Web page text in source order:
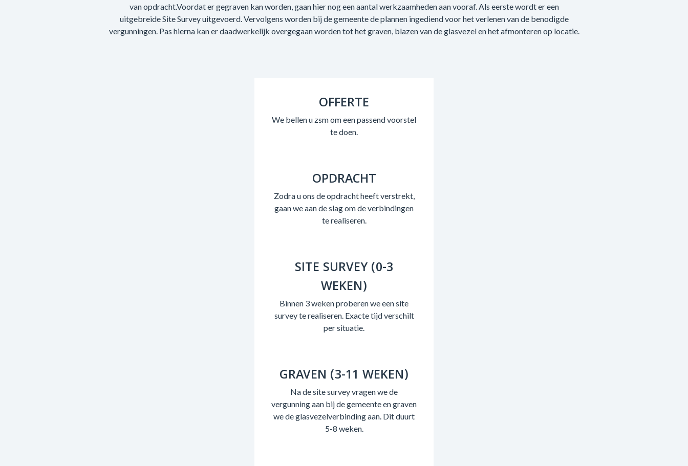
van opdracht.Voordat er gegraven kan worden, gaan hier nog een aantal werkzaamheden aan vooraf. Als eerste wordt er een
uitgebreide Site Survey uitgevoerd. Vervolgens worden bij de gemeente de plannen ingediend voor het verlenen van de benodigde
vergunningen. Pas hierna kan er daadwerkelijk overgegaan worden tot het graven, blazen van de glasvezel en het afmonteren op locatie.
OFFERTE
We bellen u zsm om een passend voorstel
te doen.
OPDRACHT
Zodra u ons de opdracht heeft verstrekt,
gaan we aan de slag om de verbindingen
te realiseren.
SITE SURVEY (0-3
WEKEN)
Binnen 3 weken proberen we een site
survey te realiseren. Exacte tijd verschilt
per situatie.
GRAVEN (3-11 WEKEN)
Na de site survey vragen we de
vergunning aan bij de gemeente en graven
we de glasvezelverbinding aan. Dit duurt
5-8 weken.